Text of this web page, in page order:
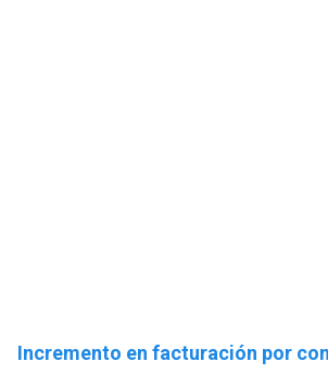
Incremento en facturación por